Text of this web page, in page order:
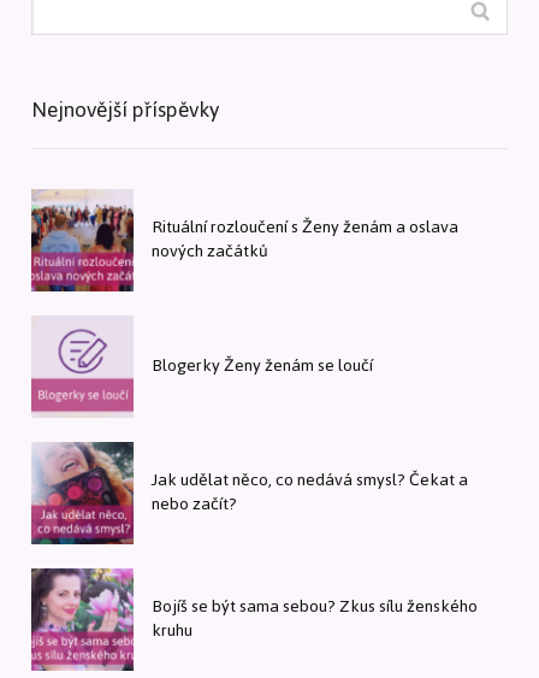
Nejnovější příspěvky
Rituální rozloučení s Ženy ženám a oslava
nových začátků
Blogerky Ženy ženám se loučí
Jak udělat něco, co nedává smysl? Čekat a
nebo začít?
Bojíš se být sama sebou? Zkus sílu ženského
kruhu